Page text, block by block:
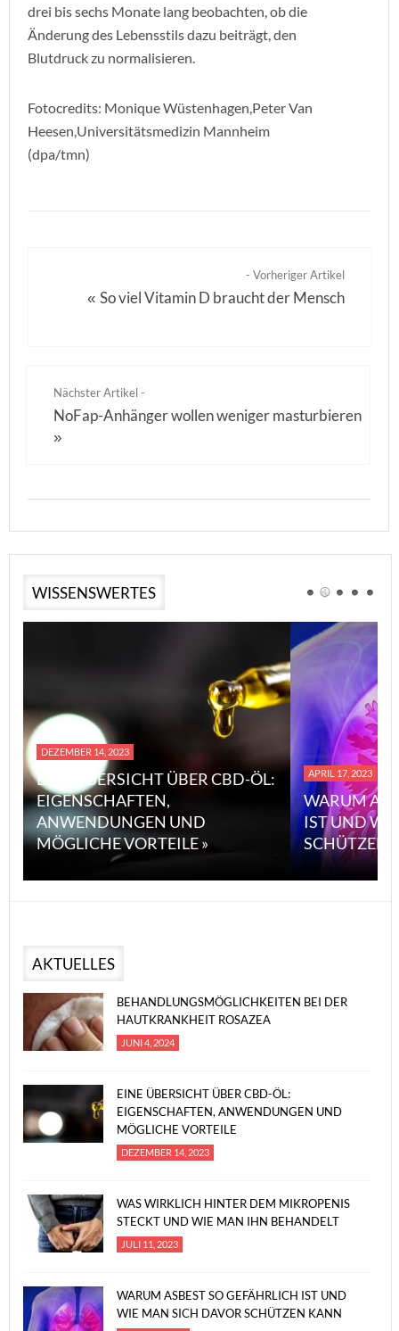
drei bis sechs Monate lang beobachten, ob die
Änderung des Lebensstils dazu beiträgt, den
Blutdruck zu normalisieren.
Fotocredits: Monique Wüstenhagen,Peter Van
Heesen,Universitätsmedizin Mannheim
(dpa/tmn)
- Vorheriger Artikel
«So viel Vitamin D braucht der Mensch
Nächster Artikel -
NoFap-Anhänger wollen weniger masturbieren
»
WISSENSWERTES
DEZEMBER 14, 2023
EINE ÜBERSICHT ÜBER CBD-ÖL:
EIGENSCHAFTEN,
ANWENDUNGEN UND
MÖGLICHE VORTEILE »
APRIL 17, 2023
WARUM
IST UND
SCHÜTZEN
AKTUELLES
BEHANDLUNGSMÖGLICHKEITEN BEI DER
HAUTKRANKHEIT ROSAZEA
JUNI 4, 2024
EINE ÜBERSICHT ÜBER CBD-ÖL:
EIGENSCHAFTEN, ANWENDUNGEN UND
MÖGLICHE VORTEILE
DEZEMBER 14, 2023
WAS WIRKLICH HINTER DEM MIKROPENIS
STECKT UND WIE MAN IHN BEHANDELT
JULI 11, 2023
WARUM ASBEST SO GEFÄHRLICH IST UND
WIE MAN SICH DAVOR SCHÜTZEN KANN